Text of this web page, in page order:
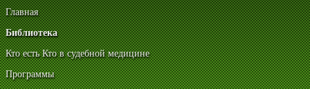
Главная
Библиотека
Кто есть Кто в судебной медицине
Программы